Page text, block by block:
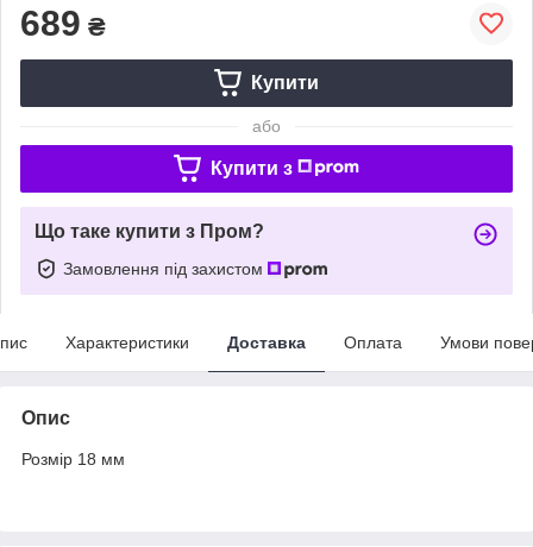
689 ₴
Купити
або
Купити з
Що таке купити з Пром?
Замовлення під захистом
Характеристики Доставка Оплата Умови
Опис
Розмір 18 мм